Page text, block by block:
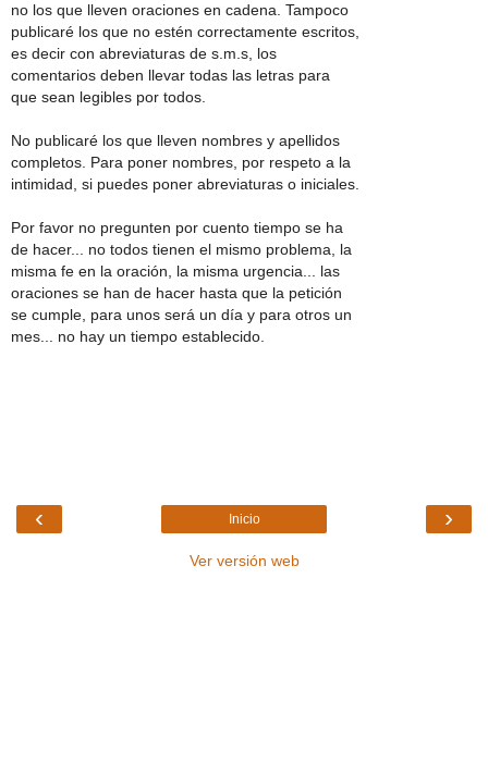
no los que lleven oraciones en cadena. Tampoco
publicaré los que no estén correctamente escritos,
es decir con abreviaturas de s.m.s, los
comentarios deben llevar todas las letras para
que sean legibles por todos.
No publicaré los que lleven nombres y apellidos
completos. Para poner nombres, por respeto a la
intimidad, si puedes poner abreviaturas o iniciales.
Por favor no pregunten por cuento tiempo se ha
de hacer... no todos tienen el mismo problema, la
misma fe en la oración, la misma urgencia... las
oraciones se han de hacer hasta que la petición
se cumple, para unos será un día y para otros un
mes... no hay un tiempo establecido.
‹ ›
Inicio
Ver versión web